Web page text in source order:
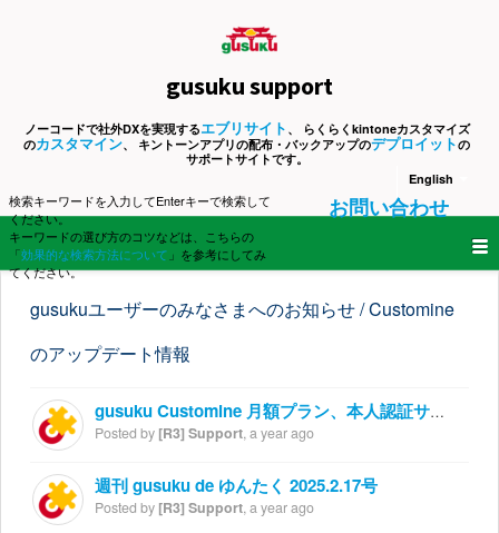
gusuku support
ノーコードで社外DXを実現するエブリサイト 、 らくらくkintoneカスタマイズ
のカスタマイン、 キントーンアプリの配布・バックアップのデプロイットの
サポートサイトです。
English
検索キーワードを入力してEnterキーで検索して
ください。
キーワードの選び方のコツなどは、こちらの
「効果的な検索方法について 」を参考にしてみ
てください。
お問い合わせ
gusukuユーザーのみなさまへのお知らせ / Customine
のアップデート情報
gusuku Customine 月額プラン、本人認証サービス（3Dセキュア2.0）導入のお知らせ
Posted by [R3] Support,a year ago
週刊 gusuku de ゆんたく 2025.2.17号
Posted by [R3] Support,a year ago